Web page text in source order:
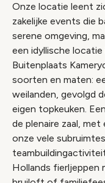
Onze locatie leent
zakelijke events die
serene omgeving,
een idyllische locatie
Buitenplaats
soorten en maten:
weilanden, gevolgd
eigen topkeuken.
de plenaire zaal,
onze vele
Hollands fierljeppen